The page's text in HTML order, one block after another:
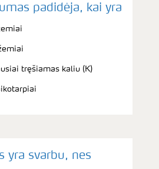
padidėja, kai yra
tręšiamas kaliu (K)
yra svarbu, nes